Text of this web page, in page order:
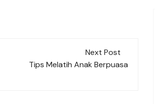
Next Post
Tips Melatih Anak Berpuasa